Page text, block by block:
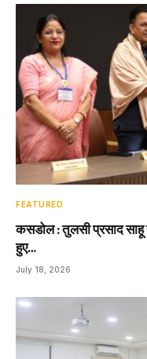
FEATURED
कसडोल : तुलसी प्रसाद साहू
हुए…
July 18, 2026